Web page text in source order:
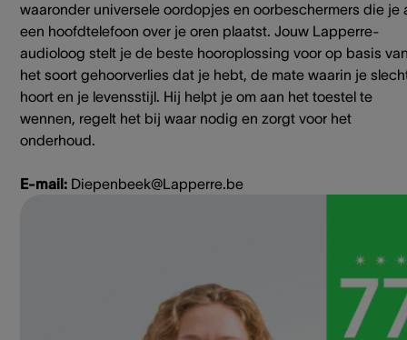
waaronder universele oordopjes en oorbeschermers die je
een hoofdtelefoon over je oren plaatst. Jouw Lapperre-
audioloog stelt je de beste hooroplossing voor op basis
het soort gehoorverlies dat je hebt, de mate waarin je
hoort en je levensstijl. Hij helpt je om aan het toestel te
wennen, regelt het bij waar nodig en zorgt voor het
onderhoud.
E-mail: Diepenbeek@Lapperre.be